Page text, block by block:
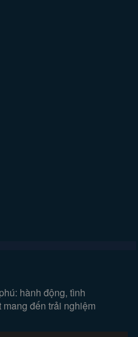
hành động, tình
đến trải nghiệm